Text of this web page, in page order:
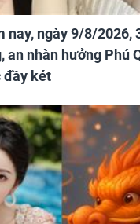
nay, ngày 9/8/2026,
an nhàn hưởng Phú
đầy két